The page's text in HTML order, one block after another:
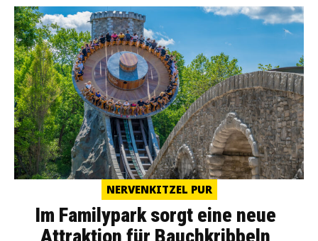
NERVENKITZEL PUR
Im Familypark sorgt eine neue